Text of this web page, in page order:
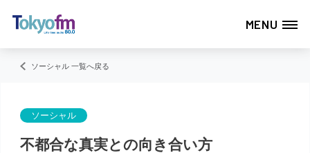
MENU
ソーシャル 一覧へ戻る
ソーシャル
不都合な真実との向き合い方